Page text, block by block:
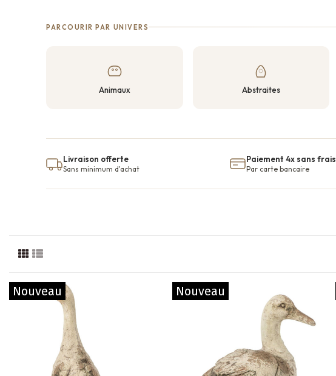
PARCOURIR PAR UNIVERS
Animaux Abstraites
Livraison offerte
Sans minimum d'achat
Paiement 4x sans frais
Par carte bancaire
Nouveau Nouveau